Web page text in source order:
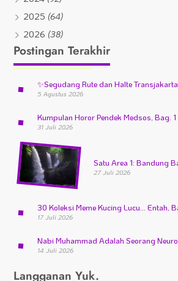
2025 (64)
2026 (38)
Postingan Terakhir
✨Segudang Rute dan Halte
5 Agustus 2026
Kumpulan Horor Pendek Medsos, Bag. 1
31 Juli 2026
Satu Area 1: Bandung
27 Juli 2026
30 Koleksi Meme Kucing Lucu… Entah,
17 Juli 2026
Nabi Muhammad Adalah Seorang
14 Juli 2026
Langganan Yuk.